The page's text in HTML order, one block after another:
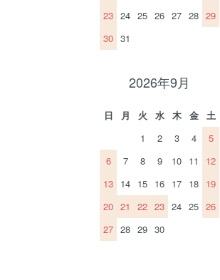
23 24 25 26 27 28 29
30 31
2026年9月
日 月 火 水 木 金
土
1
2 3 4
5
6
7 8 9 10 11
12
13 14 15 16 17 18 19
20 21 22 23 24 25 26
27 28 29 30